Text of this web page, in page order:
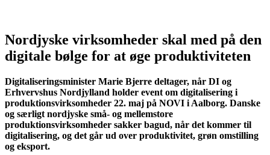
Nordjyske virksomheder skal med på den
digitale bølge for at øge produktiviteten
Digitaliseringsminister Marie Bjerre deltager, når DI og
Erhvervshus Nordjylland holder event om digitalisering i
produktionsvirksomheder 22. maj på NOVI i Aalborg. Danske
og særligt nordjyske små- og mellemstore
produktionsvirksomheder sakker bagud, når det kommer til
digitalisering, og det går ud over produktivitet, grøn omstilling
og eksport.